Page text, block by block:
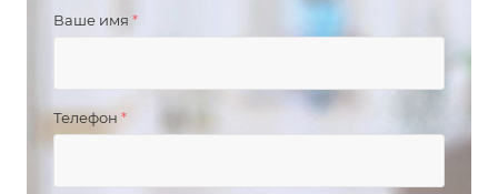
Ваше имя *
Телефон *